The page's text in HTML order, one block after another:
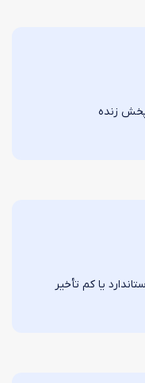
زنده
یا کم تأخیر